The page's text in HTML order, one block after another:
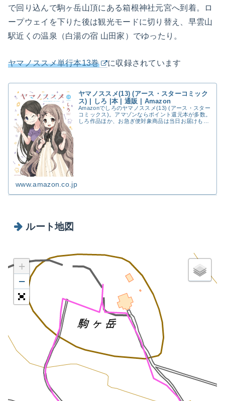
で回り込んで駒ヶ岳山頂にある箱根神社元宮へ到着。ロ
ープウェイを下りた後は観光モードに切り替え、早雲山
駅近くの温泉（白湯の宿 山田家）でゆったり。
ヤマノススメ単行本13巻 に収録されています
ヤマノススメ(13) (アース・スターコミック
ス) | しろ |本 | 通販 | Amazon
Amazonでしろのヤマノススメ(13) (アース・スター
コミックス)。アマゾンならポイント還元本が多数。
しろ作品ほか、お急ぎ便対象商品は当日お届けも可
www.amazon.co.jp
ルート地図
+
−